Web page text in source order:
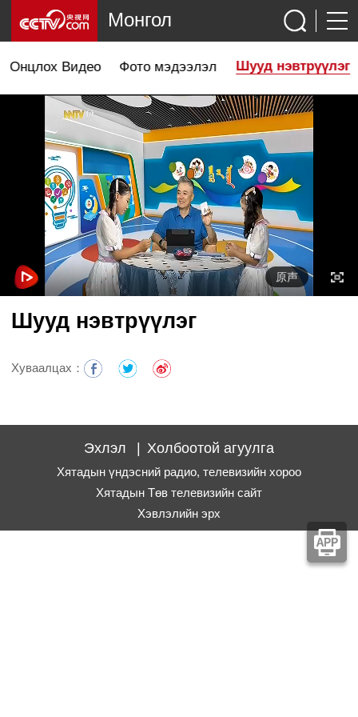
Онцлох Видео Фото мэдээлэл Шууд нэвтрүүлэг
Монгол
原声
Шууд нэвтрүүлэг
Хуваалцах：
Эхлэл | Холбоотой агуулга
Хятадын үндэсний радио, телевизийн хороо
Хятадын Төв телевизийн сайт
Хэвлэлийн эрх